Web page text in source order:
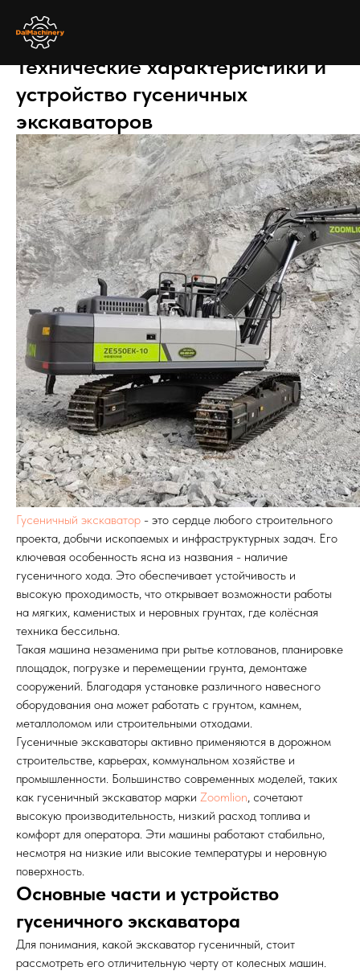
Технические характеристики и
устройство гусеничных
экскаваторов
Гусеничный экскаватор - это сердце любого строительного
проекта, добычи ископаемых и инфраструктурных задач. Его
ключевая особенность ясна из названия - наличие
гусеничного хода. Это обеспечивает устойчивость и
высокую проходимость, что открывает возможности работы
на мягких, каменистых и неровных грунтах, где колёсная
техника бессильна.
Такая машина незаменима при рытье котлованов, планировке
площадок, погрузке и перемещении грунта, демонтаже
сооружений. Благодаря установке различного навесного
оборудования она может работать с грунтом, камнем,
металлоломом или строительными отходами.
Гусеничные экскаваторы активно применяются в дорожном
строительстве, карьерах, коммунальном хозяйстве и
промышленности. Большинство современных моделей, таких
как гусеничный экскаватор марки Zoomlion, сочетают
высокую производительность, низкий расход топлива и
комфорт для оператора. Эти машины работают стабильно,
несмотря на низкие или высокие температуры и неровную
поверхность.
Основные части и устройство
гусеничного экскаватора
Для понимания, какой экскаватор гусеничный, стоит
рассмотреть его отличительную черту от колесных машин.